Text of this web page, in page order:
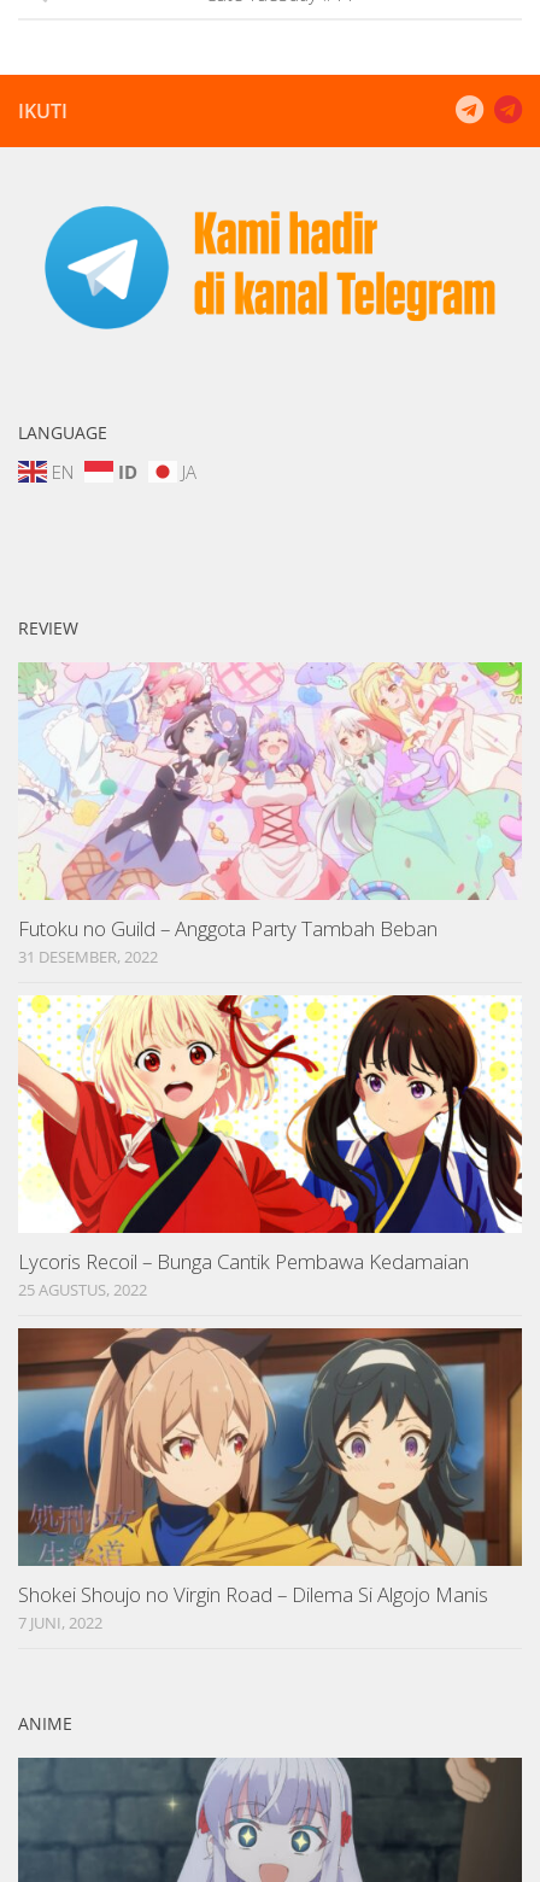
IKUTI
LANGUAGE
EN ID JA
REVIEW
Futoku no Guild – Anggota Party Tambah Beban
31 DESEMBER, 2022
Lycoris Recoil – Bunga Cantik Pembawa Kedamaian
25 AGUSTUS, 2022
Shokei Shoujo no Virgin Road – Dilema Si Algojo Manis
7 JUNI, 2022
ANIME